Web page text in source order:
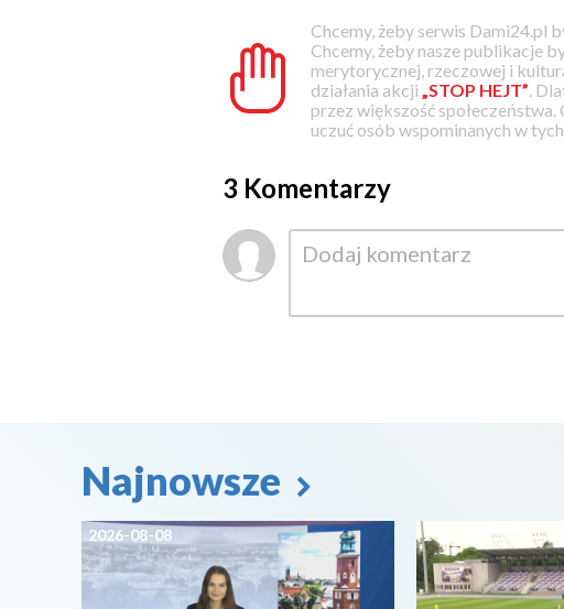
Chcemy, żeby serwis Dami24.pl
Chcemy, żeby nasze publikacje
merytorycznej, rzeczowej i
działania akcji „STOP HEJT” .
przez większość społeczeństwa.
uczuć osób wspominanych w
3 Komentarzy
Najnowsze
2026-08-08 2026-08-07